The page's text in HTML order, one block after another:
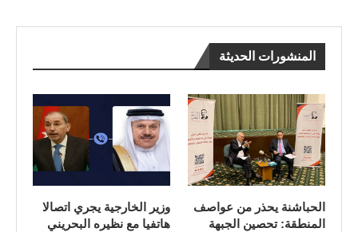
المنشورات الحديثة
الحباشنة يحذر من عواصف
المنطقة: تحصين الجبهة
وزير الخارجية يجري اتصالا
هاتفيا مع نظيره البحريني